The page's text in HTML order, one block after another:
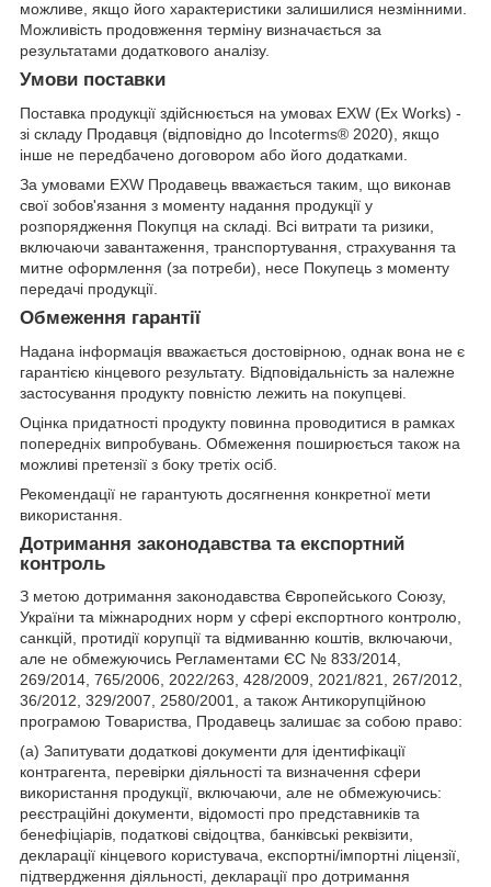
можливе, якщо його характеристики залишилися незмінними.
Можливість продовження терміну визначається за
результатами додаткового аналізу.
Умови поставки
Поставка продукції здійснюється на умовах EXW (Ex Works) -
зі складу Продавця (відповідно до Incoterms® 2020), якщо
інше не передбачено договором або його додатками.
За умовами EXW Продавець вважається таким, що виконав
свої зобов'язання з моменту надання продукції у
розпорядження Покупця на складі. Всі витрати та ризики,
включаючи завантаження, транспортування, страхування та
митне оформлення (за потреби), несе Покупець з моменту
передачі продукції.
Обмеження гарантії
Надана інформація вважається достовірною, однак вона не є
гарантією кінцевого результату. Відповідальність за належне
застосування продукту повністю лежить на покупцеві.
Оцінка придатності продукту повинна проводитися в рамках
попередніх випробувань. Обмеження поширюється також на
можливі претензії з боку третіх осіб.
Рекомендації не гарантують досягнення конкретної мети
використання.
Дотримання законодавства та експортний
контроль
З метою дотримання законодавства Європейського Союзу,
України та міжнародних норм у сфері експортного контролю,
санкцій, протидії корупції та відмиванню коштів, включаючи,
але не обмежуючись Регламентами ЄС № 833/2014,
269/2014, 765/2006, 2022/263, 428/2009, 2021/821, 267/2012,
36/2012, 329/2007, 2580/2001, а також Антикорупційною
програмою Товариства, Продавець залишає за собою право:
(а) Запитувати додаткові документи для ідентифікації
контрагента, перевірки діяльності та визначення сфери
використання продукції, включаючи, але не обмежуючись:
реєстраційні документи, відомості про представників та
бенефіціарів, податкові свідоцтва, банківські реквізити,
декларації кінцевого користувача, експортні/імпортні ліцензії,
підтвердження діяльності, декларації про дотримання